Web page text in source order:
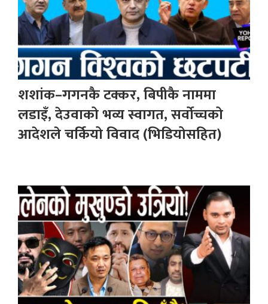
शशांक–गगनकै टक्कर, बिपीकै नाममा
लडाइँ, देउवाको भव्य स्वागत, सर्वोच्चको
आदेशले चर्कियो विवाद (भिडियोसहित)